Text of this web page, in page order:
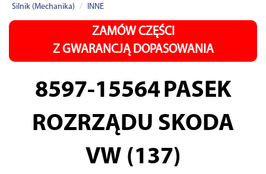
Silnik (Mechanika) INNE
ZAMÓW CZĘŚCI
Z GWARANCJĄ DOPASOWANIA
8597-15564PASEK
ROZRZĄDU SKODA
VW (137)